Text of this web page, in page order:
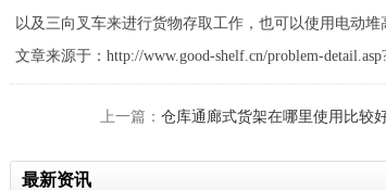
以及三向叉车来进行货物存取工作，也可以使用电动
文章来源于：http://www.good-shelf.cn/problem-
上一篇： 仓库通廊式货架在哪里使用比较
最新资讯